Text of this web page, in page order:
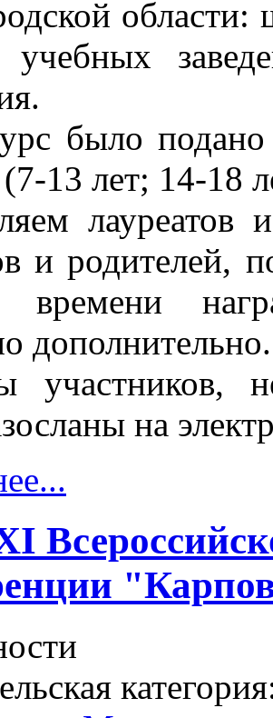
области:
было подано
13 лет; 14-18
лауреатов
и родителей,
дополнительно.
участников,
на